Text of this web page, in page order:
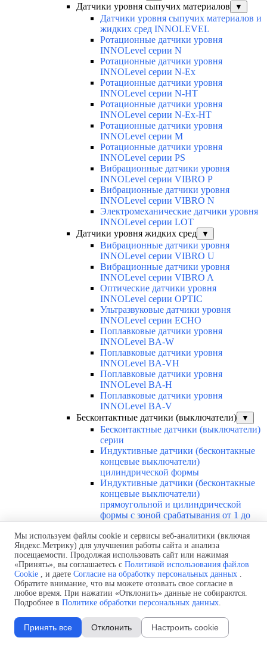
Датчики уровня сыпучих материалов ▼
Датчики уровня сыпучих материалов и
жидких сред INNOLEVEL
Ротационные датчики уровня
INNOLevel серии N
Ротационные датчики уровня
INNOLevel серии N-Ex
Ротационные датчики уровня
INNOLevel серии N-HT
Ротационные датчики уровня
INNOLevel серии N-Ex-HT
Ротационные датчики уровня
INNOLevel серии M
Ротационные датчики уровня
INNOLevel серии PS
Вибрационные датчики уровня
INNOLevel серии VIBRO P
Вибрационные датчики уровня
INNOLevel серии VIBRO N
Электромеханические датчики уровня
INNOLevel серии LOT
Датчики уровня жидких сред
▼
Вибрационные датчики уровня
INNOLevel серии VIBRO U
Вибрационные датчики уровня
INNOLevel серии VIBRO A
Оптические датчики уровня
INNOLevel серии OPTIC
Ультразвуковые датчики уровня
INNOLevel серии ECHO
Поплавковые датчики уровня
INNOLevel BA-W
Поплавковые датчики уровня
INNOLevel BA-VH
Поплавковые датчики уровня
INNOLevel BA-H
Поплавковые датчики уровня
INNOLevel BA-V
Бесконтактные датчики (выключатели)
▼
Бесконтактные датчики (выключатели)
серии
Индуктивные датчики (бесконтакные
концевые выключатели)
цилиндрической формы
Индуктивные датчики (бесконтакные
концевые выключатели)
прямоугольной и цилиндрической
формы с зоной срабатывания от 1 до
Емкостные датчики с подстройкой
INNOCONT
Датчики безопасности и оптические
датчики
Диффузионные фотодатчики
INNOCONT Серия PES-D и PESL-D
Каталоги ▼
Каталоги Преобразователи частоты INNOVERT
Каталоги Редукторы и мотор-редукторы
Мы используем файлы cookie и сервисы веб-аналитики (включая
Яндекс.Метрику) для улучшения работы сайта и анализа
посещаемости. Продолжая использовать сайт или нажимая
«Принять», вы соглашаетесь с Политикой использования файлов
Cookie , и даете Согласие на обработку персональных данных .
Обратите внимание, что вы можете отозвать свое согласие в
любое время. При нажатии «Отклонить» данные не собираются.
Подробнее в Политике обработки персональных данных.
Принять все Отклонить Настроить cookie